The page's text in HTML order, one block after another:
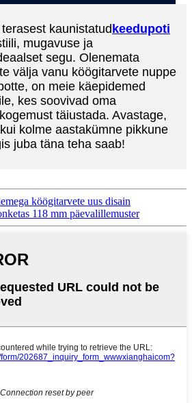
kaunistatud keedupoti
mugavuse ja
segu. Olenemata
välja vanu köögitarvete nuppe
on meie käepidemed
kes soovivad oma
täiustada. Avastage,
kolme aastakümne pikkune
juba täna teha saab!
köögitarvete uus disain
118 mm päevalillemuster